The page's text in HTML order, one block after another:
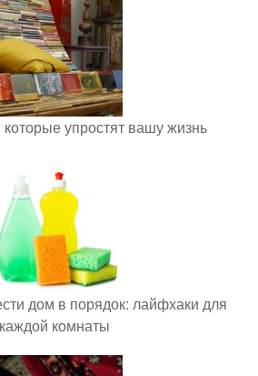
упростят вашу жизнь
дом в порядок: лайфхаки для
каждой комнаты